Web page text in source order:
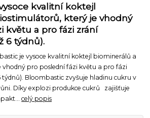
kvalitní koktejl
který je vhodný
květu a pro fázi zrání
6 týdnů).
je vysoce kvalitní koktejl biominerálů a
pro poslední fázi květu a pro fázi
týdnů). Bloombastic zvyšuje hladinu cukru v
Díky explozi produkce cukrů zajišťuje
celý popis